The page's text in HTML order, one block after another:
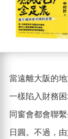
當遠離大阪的
一樣陷入財務
同窗會都會聯
日圓。不過，